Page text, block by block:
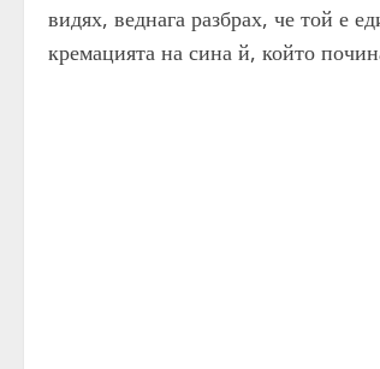
видях, веднага разбрах, че той е
кремацията на сина й, който